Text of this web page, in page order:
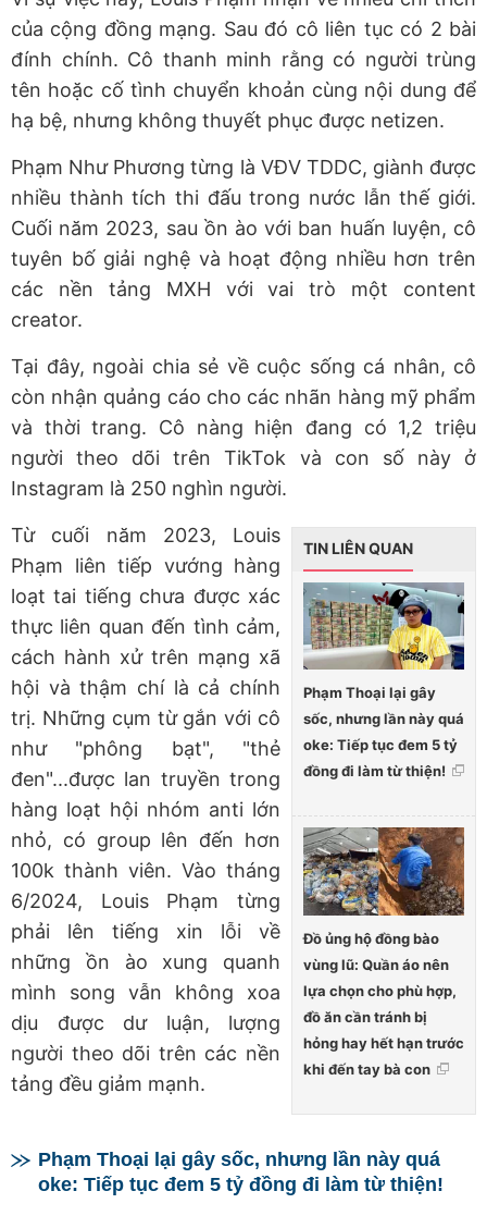
của cộng đồng mạng. Sau đó cô liên tục có 2 bài
đính chính. Cô thanh minh rằng có người trùng
tên hoặc cố tình chuyển khoản cùng nội dung để
hạ bệ, nhưng không thuyết phục được netizen.
Phạm Như Phương từng là VĐV TDDC, giành được
nhiều thành tích thi đấu trong nước lẫn thế giới.
Cuối năm 2023, sau ồn ào với ban huấn luyện, cô
tuyên bố giải nghệ và hoạt động nhiều hơn trên
các nền tảng MXH với vai trò một content
creator.
Tại đây, ngoài chia sẻ về cuộc sống cá nhân, cô
còn nhận quảng cáo cho các nhãn hàng mỹ phẩm
và thời trang. Cô nàng hiện đang có 1,2 triệu
người theo dõi trên TikTok và con số này ở
Instagram là 250 nghìn người.
TIN LIÊN QUAN
Phạm Thoại lại gây
sốc, nhưng lần này quá
oke: Tiếp tục đem 5 tỷ
đồng đi làm từ thiện!
Đồ ủng hộ đồng bào
vùng lũ: Quần áo nên
lựa chọn cho phù hợp,
đồ ăn cần tránh bị
hỏng hay hết hạn trước
khi đến tay bà con
Từ cuối năm 2023, Louis
Phạm liên tiếp vướng hàng
loạt tai tiếng chưa được xác
thực liên quan đến tình cảm,
cách hành xử trên mạng xã
hội và thậm chí là cả chính
trị. Những cụm từ gắn với cô
như "phông bạt", "thẻ
đen"...được lan truyền trong
hàng loạt hội nhóm anti lớn
nhỏ, có group lên đến hơn
100k thành viên. Vào tháng
6/2024, Louis Phạm từng
phải lên tiếng xin lỗi về
những ồn ào xung quanh
mình song vẫn không xoa
dịu được dư luận, lượng
người theo dõi trên các nền
tảng đều giảm mạnh.
Phạm Thoại lại gây sốc, nhưng lần này quá
oke: Tiếp tục đem 5 tỷ đồng đi làm từ thiện!